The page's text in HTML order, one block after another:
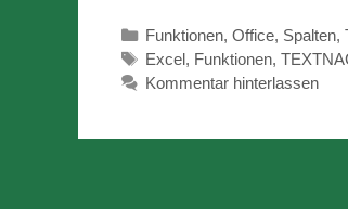
Kategorien
Funktionen,Office, Spalten,
Schlagwörter
Excel, Funktionen,
Kommentar hinterlassen